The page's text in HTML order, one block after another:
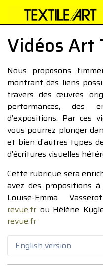
Vidéos Art
Nous proposons
montrant des liens
travers des œuvres
performances, des
d’expositions. Par ces
vous pourrez plonger
et bien d’autres types
d’écritures visuelles
Cette rubrique sera
avez des propositions
Louise-Emma
revue.fr ou Hélène
revue.fr
English version